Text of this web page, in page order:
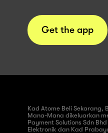
Get the app
Kad Atome Beli Sekarang,
Mana-Mana dikeluarkan
Payment Solutions Sdn
Elektronik dan Kad